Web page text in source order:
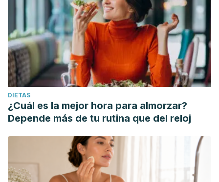
DIETAS
¿Cuál es la mejor hora para almorzar?
Depende más de tu rutina que del reloj